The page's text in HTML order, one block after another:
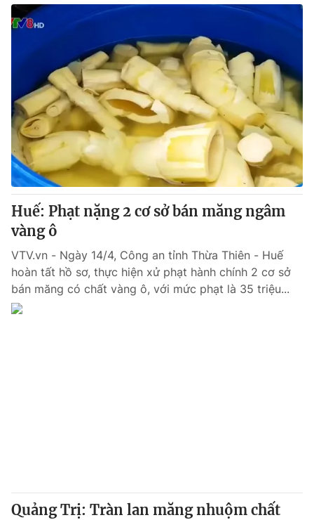
Huế: Phạt nặng 2 cơ sở bán măng ngâm
vàng ô
VTV.vn - Ngày 14/4, Công an tỉnh Thừa Thiên - Huế
hoàn tất hồ sơ, thực hiện xử phạt hành chính 2 cơ sở
bán măng có chất vàng ô, với mức phạt là 35 triệu...
Quảng Trị: Tràn lan măng nhuộm chất